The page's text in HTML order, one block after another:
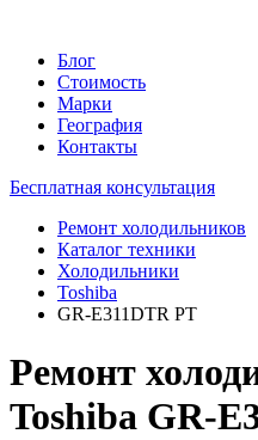
Блог
Стоимость
Марки
География
Контакты
Бесплатная консультация
Ремонт холодильников
Каталог техники
Холодильники
Toshiba
GR-E311DTR PT
Ремонт
Toshiba GR-